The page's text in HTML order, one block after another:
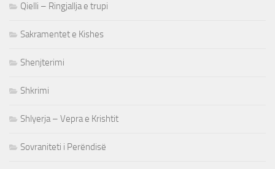
Qielli – Ringjallja e trupi
Sakramentet e Kishes
Shenjterimi
Shkrimi
Shlyerja – Vepra e Krishtit
Sovraniteti i Perëndisë